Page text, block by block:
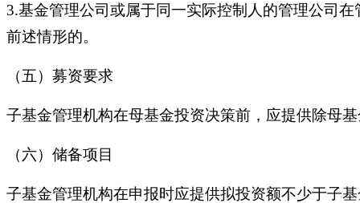
3.基金管理公司或属于同一实际控制人的管理公司
前述情形的。
（五）募资要求
子基金管理机构在母基金投资决策前，应提供除母
（六）储备项目
子基金管理机构在申报时应提供拟投资额不少于子